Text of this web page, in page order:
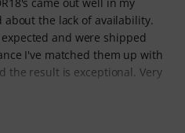
about the lack of availability.
and were shipped
I've matched them up with
the result is exceptional. Very